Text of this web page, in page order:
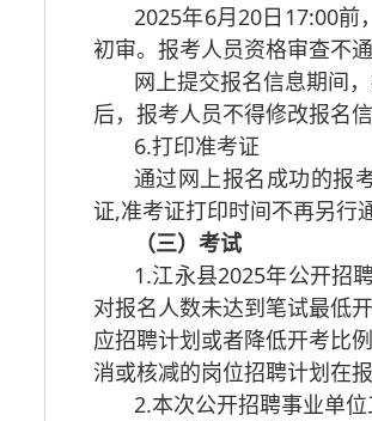
2025年6月20日17:00前
初审。报考人员资格审查不
网上提交报名信息期间
后，报考人员不得修改报名
6.打印准考证
通过网上报名成功的报
证,准考证打印时间不再另行
（三）考试
1.江永县2025年公开招
对报名人数未达到笔试最低
应招聘计划或者降低开考比
消或核减的岗位招聘计划在
2.本次公开招聘事业单